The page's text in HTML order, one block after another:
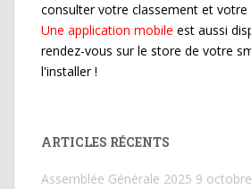
consulter votre classement et votre
Une application mobile est aussi
rendez-vous sur le store de votre
l'installer !
ARTICLES RÉCENTS
Assemblée Générale 2025 9